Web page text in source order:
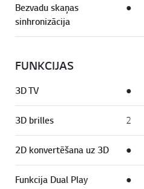
Bezvadu skaņas
sinhronizācija
●
FUNKCIJAS
3D TV ●
3D brilles 2
2D konvertēšana uz 3D ●
Funkcija Dual Play ●